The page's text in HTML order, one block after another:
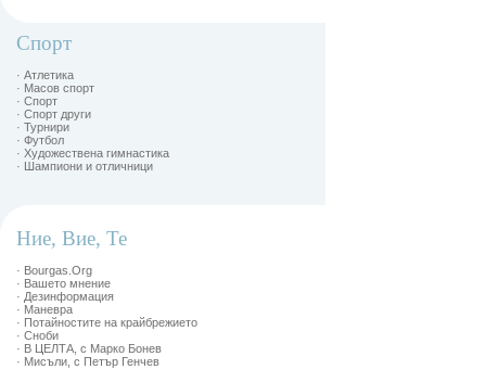
Спорт
· Атлетика
· Масов спорт
· Спорт
· Спорт други
· Турнири
· Футбол
· Художествена гимнастика
· Шампиони и отличници
Ние, Вие, Те
· Bourgas.Org
· Вашето мнение
· Дезинформация
· Маневра
· Потайностите на крайбрежието
· Сноби
· В ЦЕЛТА, с Марко Бонев
· Мисъли, с Петър Генчев